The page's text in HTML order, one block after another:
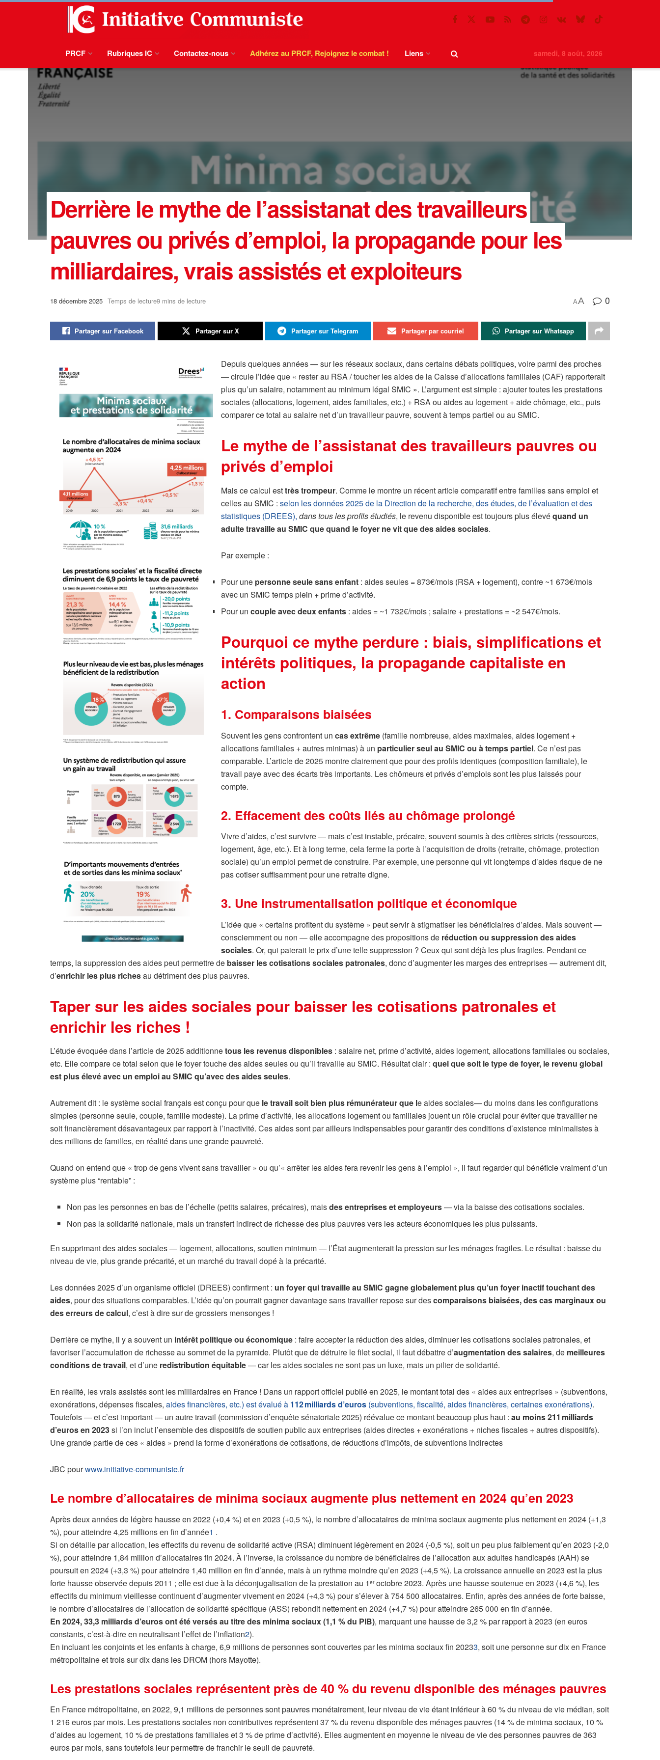
PRCF Rubriques IC Contactez-nous Adhérez au PRCF, Rejoignez le combat ! Liens samedi, 8 août, 2026
Derrière le mythe de l’assistanat des travailleurs
pauvres ou privés d’emploi, la propagande pour les
milliardaires, vrais assistés et exploiteurs
18 décembre 2025 Temps de lecture9 mins de lecture AA 0
Partager sur Facebook Partager sur X Partager sur Telegram Partager par courriel Partager sur Whatsapp
Depuis quelques années — sur les réseaux sociaux, dans certains débats politiques, voire parmi des proches
— circule l’idée que « rester au RSA / toucher les aides de la Caisse d’allocations familiales (CAF) rapporterait
plus qu’un salaire, notamment au minimum légal SMIC ». L’argument est simple : ajouter toutes les prestations
sociales (allocations, logement, aides familiales, etc.) + RSA ou aides au logement + aide chômage, etc., puis
comparer ce total au salaire net d’un travailleur pauvre, souvent à temps partiel ou au SMIC.
Le mythe de l’assistanat des travailleurs pauvres ou
privés d’emploi
Mais ce calcul esttrès trompeur. Comme le montre un récent article comparatif entre familles sans emploi et
celles au SMIC : selon les données 2025 de la Direction de la recherche, des études, de l’évaluation et des
statistiques (DREES), dans tous les profils étudiés, le revenu disponible est toujours plus élevéquand un
adulte travaille au SMIC que quand le foyer ne vit que des aides sociales.
Par exemple :
Pour une personne seule sans enfant : aides seules = 873€/mois (RSA + logement), contre ~1 673€/mois
avec un SMIC temps plein + prime d’activité.
Pour un couple avec deux enfants : aides = ~1 732€/mois ; salaire + prestations = ~2 547€/mois.
Pourquoi ce mythe perdure : biais, simplifications et
intérêts politiques, la propagande capitaliste en
action
1. Comparaisons biaisées
Souvent les gens confrontent un cas extrême (famille nombreuse, aides maximales, aides logement +
allocations familiales + autres minimas) à un particulier seul au SMIC ou à temps partiel. Ce n’est pas
comparable. L’article de 2025 montre clairement que pour des profils identiques (composition familiale), le
travail paye avec des écarts très importants. Les chômeurs et privés d’emplois sont les plus laissés pour
compte.
2. Effacement des coûts liés au chômage prolongé
Vivre d’aides, c’est survivre — mais c’est instable, précaire, souvent soumis à des critères stricts (ressources,
logement, âge, etc.). Et à long terme, cela ferme la porte à l’acquisition de droits (retraite, chômage, protection
sociale) qu’un emploi permet de construire. Par exemple, une personne qui vit longtemps d’aides risque de ne
pas cotiser suffisamment pour une retraite digne.
3. Une instrumentalisation politique et économique
L’idée que « certains profitent du système » peut servir à stigmatiser les bénéficiaires d’aides. Mais souvent —
consciemment ou non — elle accompagne des propositions de réduction ou suppression des aides
sociales. Or, qui paierait le prix d’une telle suppression ? Ceux qui sont déjà les plus fragiles. Pendant ce
temps, la suppression des aides peut permettre de baisser les cotisations sociales patronales, donc d’augmenter les marges des entreprises — autrement dit,
d’enrichir les plus richesau détriment des plus pauvres.
Taper sur les aides sociales pour baisser les cotisations patronales et
enrichir les riches !
L’étude évoquée dans l’article de 2025 additionnetous les revenus disponibles : salaire net, prime d’activité, aides logement, allocations familiales ou sociales,
etc. Elle compare ce total selon que le foyer touche des aides seules ou qu’il travaille au SMIC. Résultat clair : quel que soit le type de foyer, le revenu global
est plus élevé avec un emploi au SMIC qu’avec des aides seules.
Autrement dit : le système social français est conçu pour que le travail soit bien plus rémunérateur que le aides sociales— du moins dans les configurations
simples (personne seule, couple, famille modeste). La prime d’activité, les allocations logement ou familiales jouent un rôle crucial pour éviter que travailler ne
soit financièrement désavantageux par rapport à l’inactivité. Ces aides sont par ailleurs indispensables pour garantir des conditions d’existence minimalistes à
des millions de familles, en réalité dans une grande pauvreté.
Quand on entend que « trop de gens vivent sans travailler » ou qu’« arrêter les aides fera revenir les gens à l’emploi », il faut regarder qui bénéficie vraiment d’un
système plus “rentable” :
Non pas les personnes en bas de l’échelle (petits salaires, précaires), maisdes entreprises et employeurs— via la baisse des cotisations sociales.
Non pas la solidarité nationale, mais un transfert indirect de richesse des plus pauvres vers les acteurs économiques les plus puissants.
En supprimant des aides sociales — logement, allocations, soutien minimum — l’État augmenterait la pression sur les ménages fragiles. Le résultat : baisse du
niveau de vie, plus grande précarité, et un marché du travail dopé à la précarité.
Les données 2025 d’un organisme officiel (DREES) confirment : un foyer qui travaille au SMIC gagne globalement plus qu’un foyer inactif touchant des
aides, pour des situations comparables. L’idée qu’on pourrait gagner davantage sans travailler repose sur descomparaisons biaisées, des cas marginaux ou
des erreurs de calcul, c’est à dire sur de grossiers mensonges !
Derrière ce mythe, il y a souvent un intérêt politique ou économique : faire accepter la réduction des aides, diminuer les cotisations sociales patronales, et
favoriser l’accumulation de richesse au sommet de la pyramide. Plutôt que de détruire le filet social, il faut débattre d’augmentation des salaires, de meilleures
conditions de travail, et d’une redistribution équitable— car les aides sociales ne sont pas un luxe, mais un pilier de solidarité.
En réalité, les vrais assistés sont les milliardaires en France ! Dans un rapport officiel publié en 2025, le montant total des « aides aux entreprises » (subventions,
exonérations, dépenses fiscales, aides financières, etc.) est évalué à 112 milliards d’euros (subventions, fiscalité, aides financières, certaines exonérations).
Toutefois — et c’est important — un autre travail (commission d’enquête sénatoriale 2025) réévalue ce montant beaucoup plus haut : au moins 211 milliards
d’euros en 2023si l’on inclut l’ensemble des dispositifs de soutien public aux entreprises (aides directes + exonérations + niches fiscales + autres dispositifs).
Une grande partie de ces « aides » prend la forme d’exonérations de cotisations, de réductions d’impôts, de subventions indirectes
JBC pourwww.initiative-communiste.fr
Le nombre d’allocataires de minima sociaux augmente plus nettement en 2024 qu’en 2023
Après deux années de légère hausse en 2022 (+0,4 %) et en 2023 (+0,5 %), le nombre d’allocataires de minima sociaux augmente plus nettement en 2024 (+1,3
%), pour atteindre 4,25 millions en fin d’année1 .
Si on détaille par allocation, les effectifs du revenu de solidarité active (RSA) diminuent légèrement en 2024 (-0,5 %), soit un peu plus faiblement qu’en 2023 (-2,0
%), pour atteindre 1,84 million d’allocataires fin 2024. À l’inverse, la croissance du nombre de bénéficiaires de l’allocation aux adultes handicapés (AAH) se
poursuit en 2024 (+3,3 %) pour atteindre 1,40 million en fin d’année, mais à un rythme moindre qu’en 2023 (+4,5 %). La croissance annuelle en 2023 est la plus
forte hausse observée depuis 2011 ; elle est due à la déconjugalisation de la prestation au 1 eroctobre 2023. Après une hausse soutenue en 2023 (+4,6 %), les
effectifs du minimum vieillesse continuent d’augmenter vivement en 2024 (+4,3 %) pour s’élever à 754 500 allocataires. Enfin, après des années de forte baisse,
le nombre d’allocataires de l’allocation de solidarité spécifique (ASS) rebondit nettement en 2024 (+4,7 %) pour atteindre 265 000 en fin d’année.
En 2024, 33,3 milliards d’euros ont été versés au titre des minima sociaux (1,1 % du PIB), marquant une hausse de 3,2 % par rapport à 2023 (en euros
constants, c’est-à-dire en neutralisant l’effet de l’inflation2).
En incluant les conjoints et les enfants à charge, 6,9 millions de personnes sont couvertes par les minima sociaux fin 20233, soit une personne sur dix en France
métropolitaine et trois sur dix dans les DROM (hors Mayotte).
Les prestations sociales représentent près de 40 % du revenu disponible des ménages pauvres
En France métropolitaine, en 2022, 9,1 millions de personnes sont pauvres monétairement, leur niveau de vie étant inférieur à 60 % du niveau de vie médian, soit
1 216 euros par mois. Les prestations sociales non contributives représentent 37 % du revenu disponible des ménages pauvres (14 % de minima sociaux, 10 %
d’aides au logement, 10 % de prestations familiales et 3 % de prime d’activité). Elles augmentent en moyenne le niveau de vie des personnes pauvres de 363
euros par mois, sans toutefois leur permettre de franchir le seuil de pauvreté.